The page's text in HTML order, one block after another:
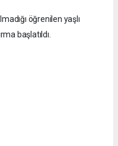
öğrenilen yaşlı
başlatıldı.